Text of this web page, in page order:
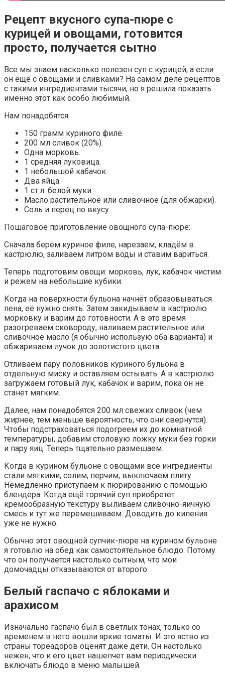
Рецепт вкусного супа-пюре с
курицей и овощами, готовится
просто, получается сытно
Все мы знаем насколько полезен суп с курицей, а если
он ещё с овощами и сливками? На самом деле рецептов
с такими ингредиентами тысячи, но я решила показать
именно этот как особо любимый.
Нам понадобятся:
150 грамм куриного филе.
200 мл сливок (20%).
Одна морковь.
1 средняя луковица.
1 небольшой кабачок.
Два яйца.
1 ст.л. белой муки.
Масло растительное или сливочное (для обжарки).
Соль и перец по вкусу.
Пошаговое приготовление овощного супа-пюре:
Сначала берём куриное филе, нарезаем, кладём в
кастрюлю, заливаем литром воды и ставим вариться.
Теперь подготовим овощи: морковь, лук, кабачок чистим
и режем на небольшие кубики.
Когда на поверхности бульона начнёт образовываться
пена, её нужно снять. Затем закидываем в кастрюлю
морковку и варим до готовности. А в это время
разогреваем сковороду, наливаем растительное или
сливочное масло (я обычно использую оба варианта) и
обжариваем лучок до золотистого цвета.
Отливаем пару половников куриного бульона в
отдельную миску и оставляем остывать. А в кастрюлю
загружаем готовый лук, кабачок и варим, пока он не
станет мягким.
Далее, нам понадобятся 200 мл свежих сливок (чем
жирнее, тем меньше вероятность, что они свернутся).
Чтобы подстраховаться подогреем их до комнатной
температуры, добавим столовую ложку муки без горки
и пару яиц. Теперь тщательно размешаем.
Когда в курином бульоне с овощами все ингредиенты
стали мягкими, солим, перчим, выключаем плиту.
Немедленно приступаем к пюрированию с помощью
блендера. Когда ещё горячий суп приобретёт
кремообразную текстуру выливаем сливочно-яичную
смесь и тут же перемешиваем. Доводить до кипения
уже не нужно.
Обычно этот овощной супчик-пюре на курином бульоне
я готовлю на обед как самостоятельное блюдо. Потому
что он получается настолько сытным, что мои
домочадцы отказываются от второго.
Белый гаспачо с яблоками и
арахисом
Изначально гаспачо был в светлых тонах, только со
временем в него вошли яркие томаты. И это яство из
страны тореадоров оценят даже дети. Он настолько
нежен, что и его цвет нашепчет вам периодически
включать блюдо в меню малышей.